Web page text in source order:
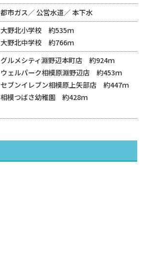
都市ガス 公営水道 本下水
大野北小学校 約535ｍ
大野北中学校 約766ｍ
グルメシティ淵野辺本町店 約924ｍ
ウェルパーク相模原淵野辺店 約453ｍ
セブンイレブン相模原上矢部店 約447ｍ
相模つばさ幼稚園 約428ｍ